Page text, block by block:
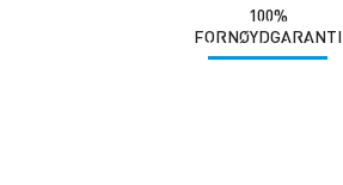
100%
FORNØYDGARANTI